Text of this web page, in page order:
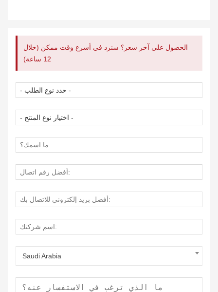
الحصول على آخر سعر؟ سنرد في أسرع وقت ممكن (خلال
12 ساعة)
Saudi Arabia